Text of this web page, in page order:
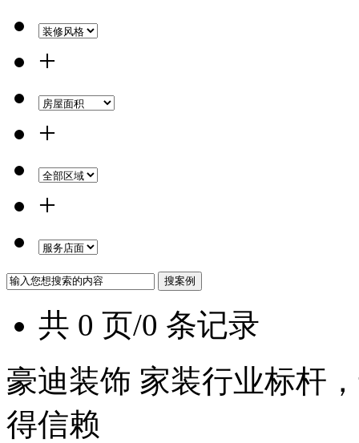
+
+
+
共 0 页/0 条记录
豪迪装饰 家装行业标杆
得信赖